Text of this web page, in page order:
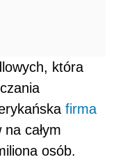
która
firma
całym
osób.